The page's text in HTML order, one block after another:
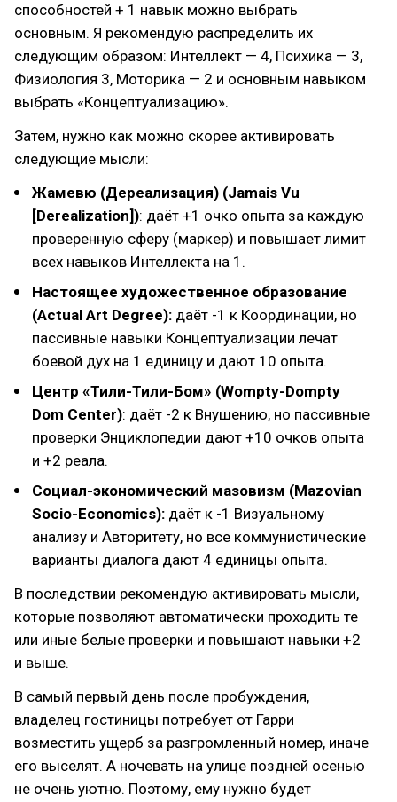
способностей + 1 навык можно выбрать
основным. Я рекомендую распределить их
следующим образом: Интеллект — 4, Психика — 3,
Физиология 3, Моторика — 2 и основным навыком
выбрать «Концептуализацию».
Затем, нужно как можно скорее активировать
следующие мысли:
Жамевю (Дереализация) (Jamais Vu
[Derealization]): даёт +1 очко опыта за каждую
проверенную сферу (маркер) и повышает лимит
всех навыков Интеллекта на 1.
Настоящее художественное образование
(Actual Art Degree): даёт -1 к Координации, но
пассивные навыки Концептуализации лечат
боевой дух на 1 единицу и дают 10 опыта.
Центр «Тили-Тили-Бом» (Wompty-Dompty
Dom Center): даёт -2 к Внушению, но пассивные
проверки Энциклопедии дают +10 очков опыта
и +2 реала.
Социал-экономический мазовизм (Mazovian
Socio-Economics): даёт к -1 Визуальному
анализу и Авторитету, но все коммунистические
варианты диалога дают 4 единицы опыта.
В последствии рекомендую активировать мысли,
которые позволяют автоматически проходить те
или иные белые проверки и повышают навыки +2
и выше.
В самый первый день после пробуждения,
владелец гостиницы потребует от Гарри
возместить ущерб за разгромленный номер, иначе
его выселят. А ночевать на улице поздней осенью
не очень уютно. Поэтому, ему нужно будет